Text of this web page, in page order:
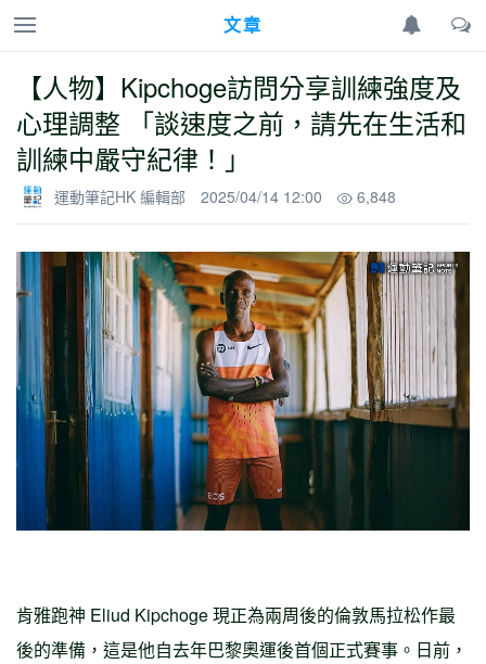
文章
【人物】Kipchoge訪問分享訓練強度及
心理調整 「談速度之前，請先在生活和
訓練中嚴守紀律！」
運動筆記HK 編輯部 2025/04/14 12:00 6,848
肯雅跑神 Eliud Kipchoge 現正為兩周後的倫敦馬拉松作最
後的準備，這是他自去年巴黎奧運後首個正式賽事。日前，